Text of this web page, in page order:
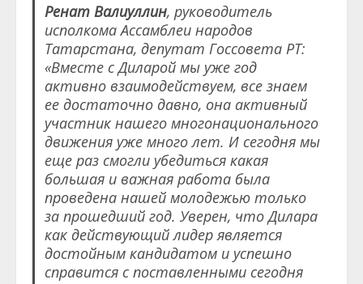
Ренат Валиуллин, руководитель
исполкома Ассамблеи народов
Татарстана, депутат Госсовета РТ:
«Вместе с Диларой мы уже год
активно взаимодействуем, все знаем
ее достаточно давно, она активный
участник нашего многонационального
движения уже много лет. И сегодня мы
еще раз смогли убедиться какая
большая и важная работа была
проведена нашей молодежью только
за прошедший год. Уверен, что Дилара
как действующий лидер является
достойным кандидатом и успешно
справится с поставленными сегодня